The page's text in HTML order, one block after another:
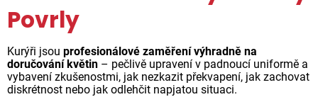
Povrly
Kurýři jsou profesionálové zaměření výhradně na
doručování květin – pečlivě upravení v padnoucí uniformě a
vybavení zkušenostmi, jak nezkazit překvapení, jak zachovat
diskrétnost nebo jak odlehčit napjatou situaci.